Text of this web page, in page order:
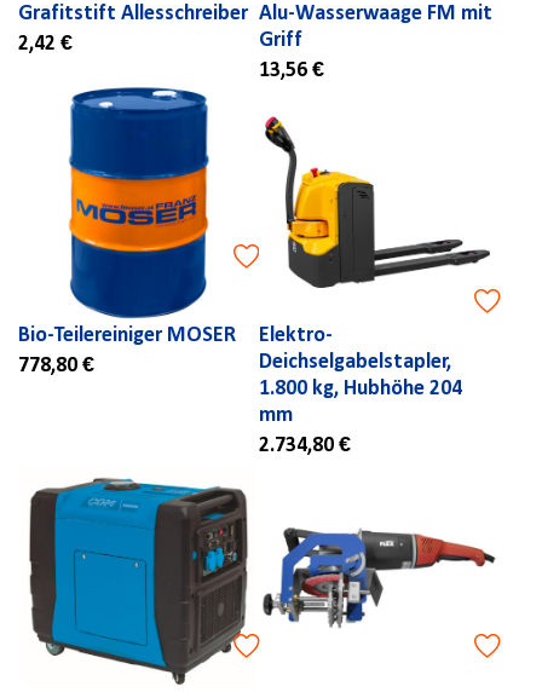
Grafitstift Allesschreiber
2,42 €
Alu-Wasserwaage FM mit
Griff
13,56 €
Bio-Teilereiniger MOSER
778,80 €
Elektro-
Deichselgabelstapler,
1.800 kg, Hubhöhe 204
mm
2.734,80 €